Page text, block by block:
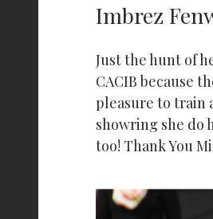
Imbrez
Just the hunt of
CACIB because
pleasure to train
showring she do
too! Thank You